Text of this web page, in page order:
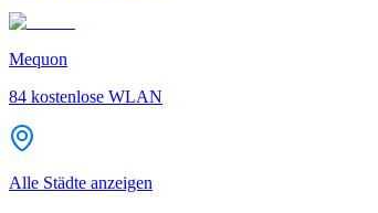
Mequon
84 kostenlose WLAN
Alle Städte anzeigen